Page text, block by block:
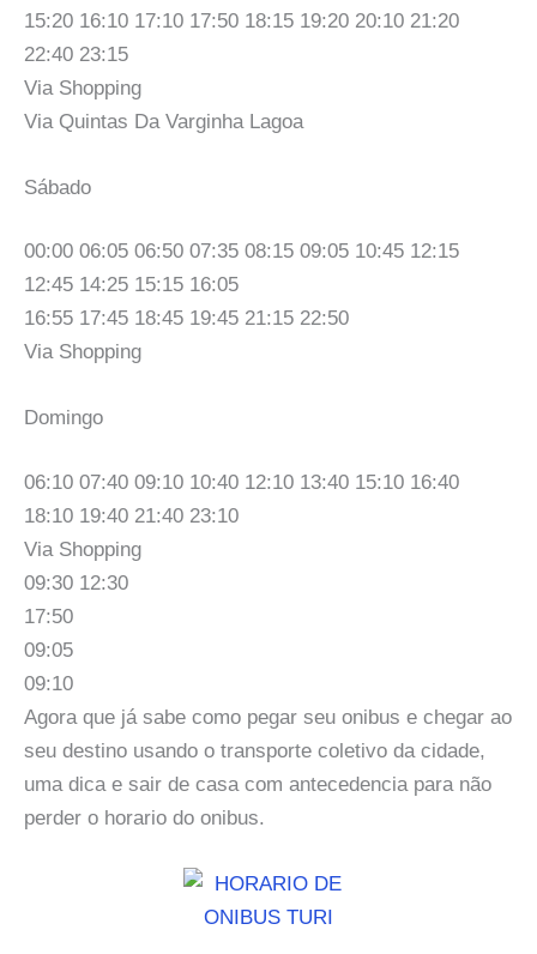
15:20 16:10 17:10 17:50 18:15 19:20 20:10 21:20
22:40 23:15
Via Shopping
Via Quintas Da Varginha Lagoa
Sábado
00:00 06:05 06:50 07:35 08:15 09:05 10:45 12:15
12:45 14:25 15:15 16:05
16:55 17:45 18:45 19:45 21:15 22:50
Via Shopping
Domingo
06:10 07:40 09:10 10:40 12:10 13:40 15:10 16:40
18:10 19:40 21:40 23:10
Via Shopping
09:30 12:30
17:50
09:05
09:10
Agora que já sabe como pegar seu onibus e chegar ao
seu destino usando o transporte coletivo da cidade,
uma dica e sair de casa com antecedencia para não
perder o horario do onibus.